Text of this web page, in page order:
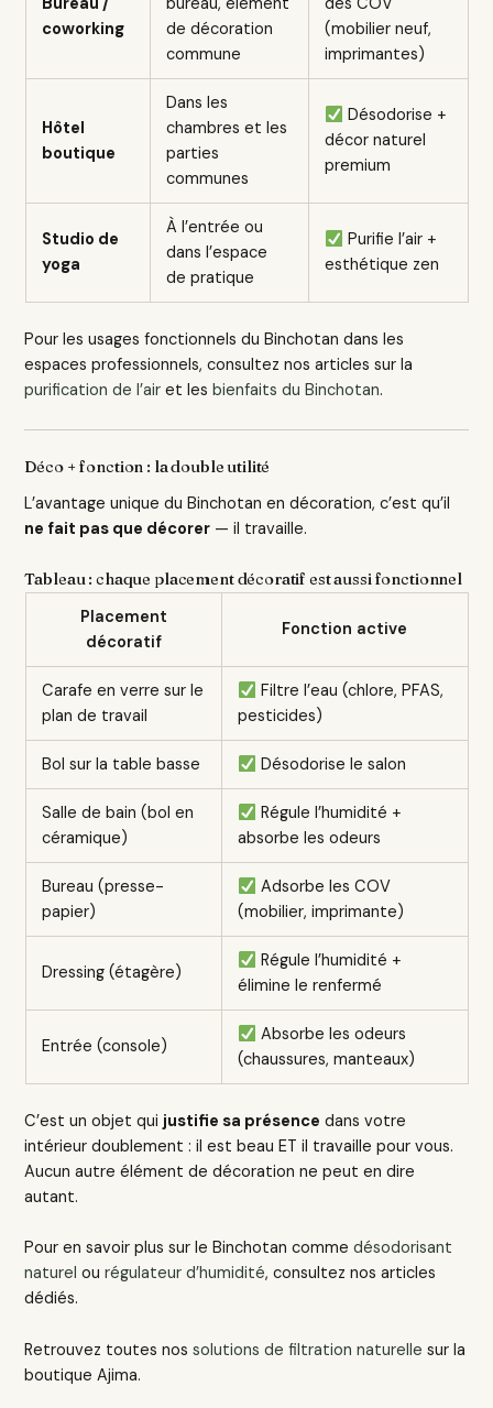
Bureau /
coworking
bureau, élément
de décoration
commune
des COV
(mobilier neuf,
imprimantes)
Hôtel
boutique
Dans les
chambres et les
parties
communes
Désodorise +
décor naturel
premium
Studio de
yoga
À l’entrée ou
dans l’espace
de pratique
Purifie l’air +
esthétique zen
Pour les usages fonctionnels du Binchotan dans les
espaces professionnels, consultez nos articles sur la
purification de l’air et lesbienfaits du Binchotan.
Déco + fonction : la double utilité
L’avantage unique du Binchotan en décoration, c’est qu’il
ne fait pas que décorer — il travaille.
Tableau : chaque placement décoratif est aussi fonctionnel
Placement
décoratif
Fonction active
Carafe en verre sur le
plan de travail
Filtre l’eau (chlore, PFAS,
pesticides)
Bol sur la table basse Désodorise le salon
Salle de bain (bol en
céramique)
Régule l’humidité +
absorbe les odeurs
Bureau (presse-
papier)
Adsorbe les COV
(mobilier, imprimante)
Dressing (étagère)
Régule l’humidité +
élimine le renfermé
Entrée (console)
Absorbe les odeurs
(chaussures, manteaux)
C’est un objet qui justifie sa présence dans votre
intérieur doublement : il est beau ET il travaille pour vous.
Aucun autre élément de décoration ne peut en dire
autant.
Pour en savoir plus sur le Binchotan commedésodorisant
naturel ourégulateur d’humidité, consultez nos articles
dédiés.
Retrouvez toutes nossolutions de filtration naturelle sur la
boutique Ajima.